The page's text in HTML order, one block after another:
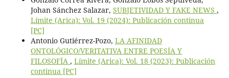
Johan Sánchez Salazar, SUBJETIVIDAD Y FAKE NEWS ,
Límite (Arica): Vol. 19 (2024): Publicación continua
[PC]
Antonio Gutiérrez-Pozo, LA AFINIDAD
ONTOLÓGICO/VERITATIVA ENTRE POESÍA Y
FILOSOFÍA , Límite (Arica): Vol. 18 (2023): Publicación
continua [PC]